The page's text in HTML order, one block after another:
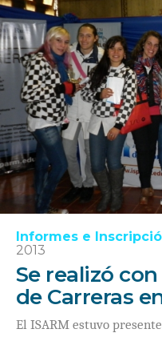
Informes e
2013
Se realizó
de Carreras
El ISARM estuvo